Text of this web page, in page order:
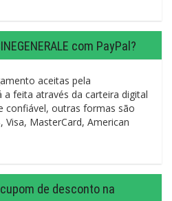
com PayPal?
aceitas pela
a feita através da carteira digital
confiável, outras formas são
Visa, MasterCard, American
de desconto na